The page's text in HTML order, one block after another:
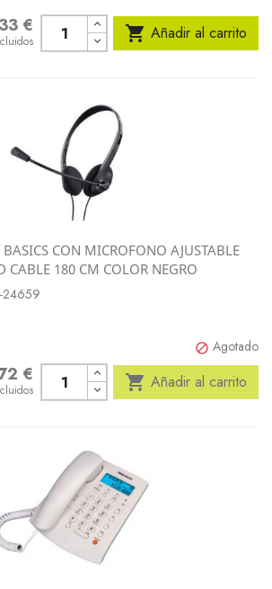
€  Añadir al carrito
CON MICROFONO AJUSTABLE
CABLE 180 CM COLOR NEGRO
24659
 Agotado
€  Añadir al carrito